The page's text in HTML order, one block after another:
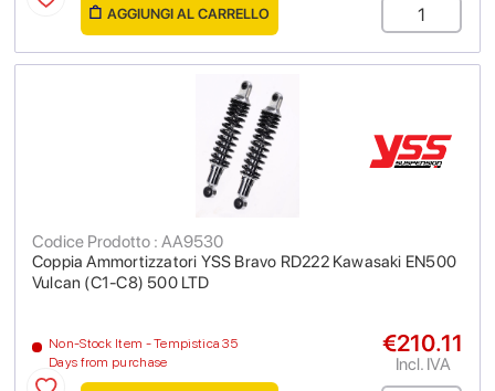
AGGIUNGI AL CARRELLO
Coppia Ammortizzatori YSS Bravo RD222 Kawasaki EN500
Vulcan (C1-C8) 500 LTD
Codice Prodotto : AA9530
Non-Stock Item - Tempistica 35
Days from purchase
€210.11
Incl. IVA